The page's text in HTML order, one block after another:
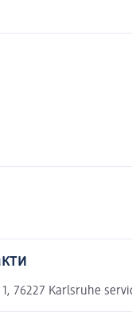
76227 Karlsruhe